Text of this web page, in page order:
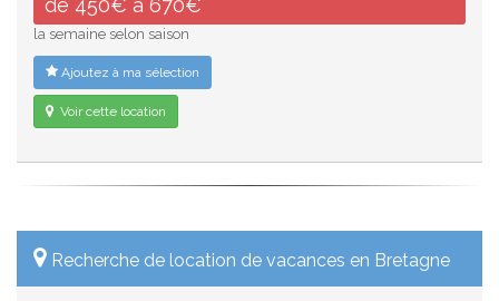
de 450€ à 670€
la semaine selon saison
Ajoutez à ma sélection
Voir cette location
Recherche de location de vacances en Bretagne